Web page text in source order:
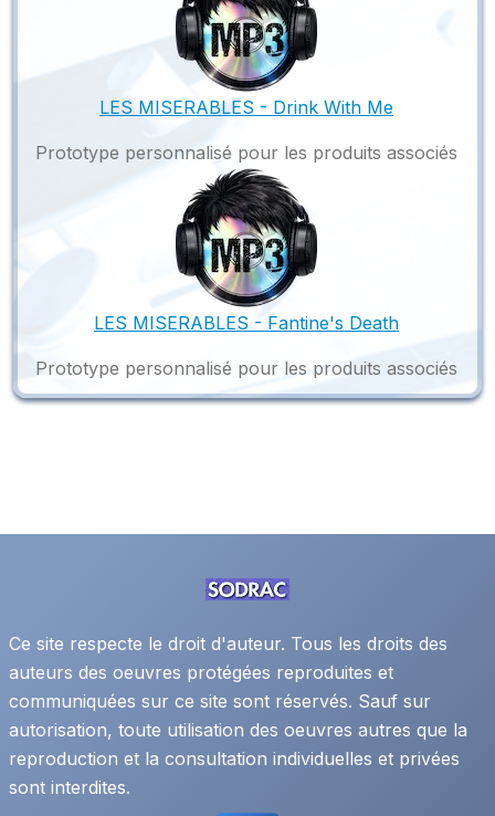
LES MISERABLES - Drink With Me
Prototype personnalisé pour les produits associés
LES MISERABLES - Fantine's Death
Prototype personnalisé pour les produits associés
Ce site respecte le droit d'auteur. Tous les droits des
auteurs des oeuvres protégées reproduites et
communiquées sur ce site sont réservés. Sauf sur
autorisation, toute utilisation des oeuvres autres que la
reproduction et la consultation individuelles et privées
sont interdites.